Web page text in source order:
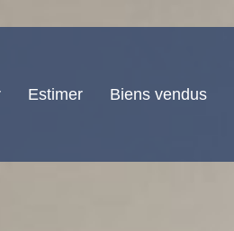
Estimer Biens vendus